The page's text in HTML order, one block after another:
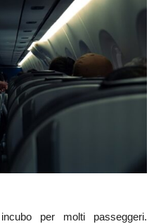
per molti passeggeri.